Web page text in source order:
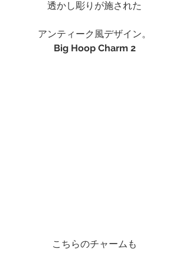
透かし彫りが施された
アンティーク風デザイン。
Big Hoop Charm 2
こちらのチャームも